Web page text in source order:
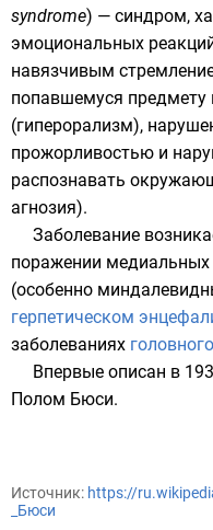
syndrome) — синдром,
эмоциональных
навязчивым
попавшемуся предмету
(гиперорализм),
прожорливостью и
распознавать
агнозия).
Заболевание
поражении медиальных
(особенно
герпетическом
заболеваниях
Впервые описан в
Полом Бюси.
Источник: https://
_Бюси